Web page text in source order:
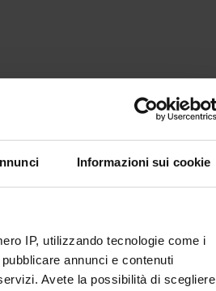
Informazioni sui cookie
IP, utilizzando tecnologie come i
annunci e contenuti
Avete la possibilità di scegliere